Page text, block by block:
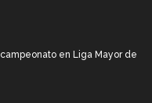
en Liga Mayor de